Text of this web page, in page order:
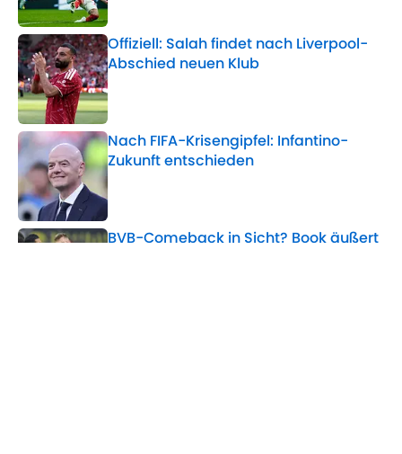
Offiziell: Salah findet nach Liverpool-
Abschied neuen Klub
Published by on Invalid Date
Nach FIFA-Krisengipfel: Infantino-
Zukunft entschieden
Published by on Invalid Date
BVB-Comeback in Sicht? Book äußert